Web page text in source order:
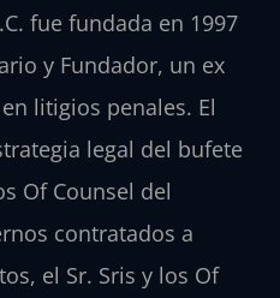
fue fundada en 1997
y Fundador, un ex
litigios penales. El
legal del bufete
Of Counsel del
contratados a
el Sr. Sris y los Of